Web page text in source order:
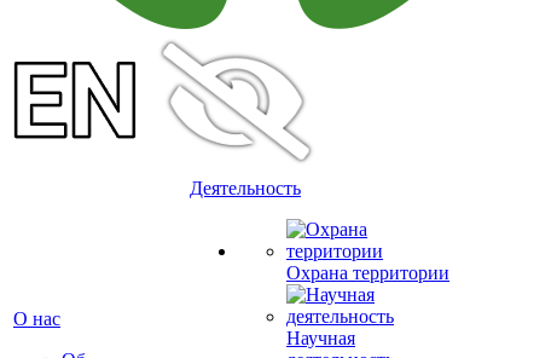
О нас
Деятельность
Охрана территории
Научная